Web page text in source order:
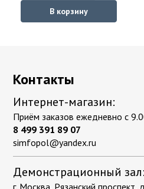
В корзину
Контакты
Интернет-магазин:
Приём заказов ежедневно с
8 499 391 89 07
simfopol@yandex.ru
Демонстрационный зал: